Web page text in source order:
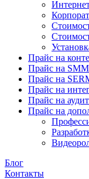
Прайс на
Прайс на SMM
Прайс на
Прайс на
Прайс на
Прайс на
Блог
Контакты